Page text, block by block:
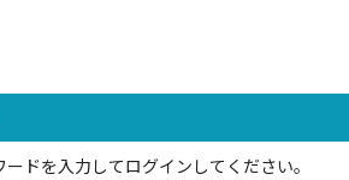
ドを入力してログインしてください。